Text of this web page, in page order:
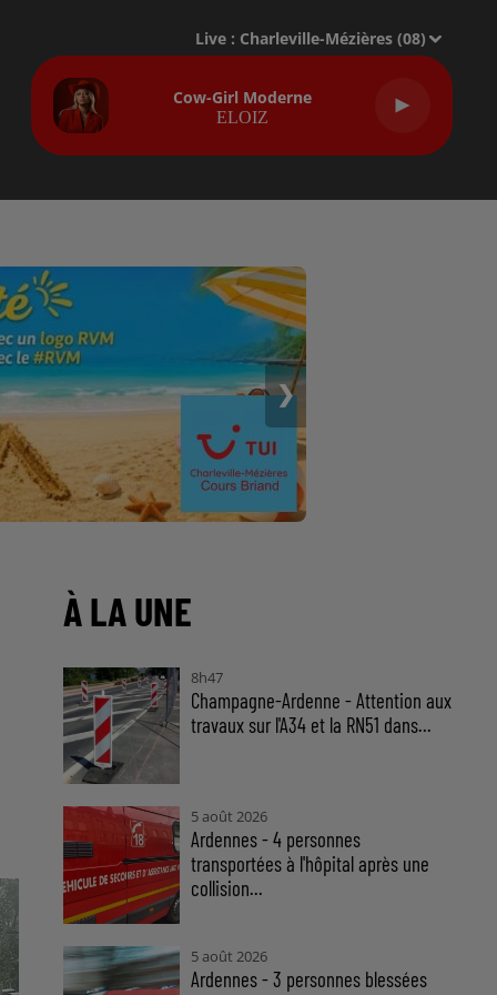
Live : Charleville-Mézières (08)
Cow-Girl Moderne
ELOIZ
❯
À LA UNE
8h47
Champagne-Ardenne - Attention aux
travaux sur l'A34 et la RN51 dans...
5 août 2026
Ardennes - 4 personnes
transportées à l'hôpital après une
collision...
5 août 2026
Ardennes - 3 personnes blessées